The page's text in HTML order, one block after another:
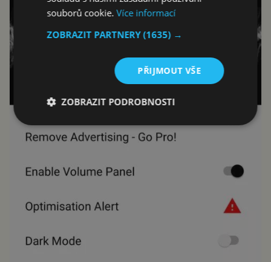
souborů cookie.Více informací
ZOBRAZIT PARTNERY(1635) →
PŘIJMOUT VŠE
ZOBRAZIT PODROBNOSTI